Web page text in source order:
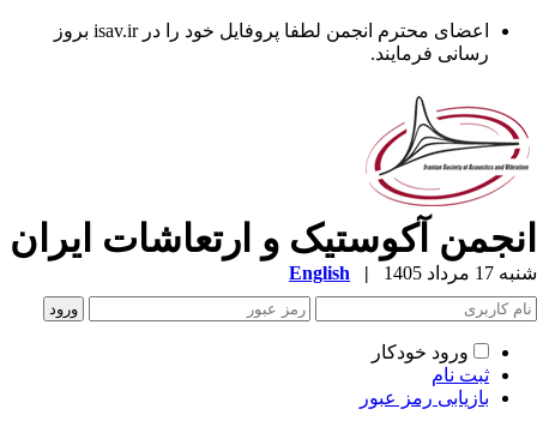
اعضای محترم انجمن لطفا پروفایل خود را در isav.ir بروز
رسانی فرمایند.
آکوستیک و ارتعاشات ایران
مرداد 1405 |
English
ورود خودکار
ثبت نام
بازیابی رمز عبور